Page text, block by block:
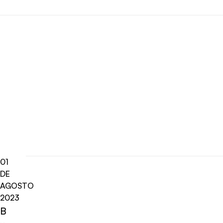
01
DE
AGOSTO
2023
B